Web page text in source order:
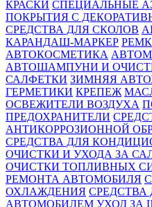
КРАСКИ СПЕЦИАЛЬНЫЕ
ПОКРЫТИЯ С
СРЕДСТВА ДЛЯ СКОЛОВ
КАРАНДАШ-МАРКЕР
АВТОКОСМЕТИКА
АВТОШАМПУНИ И
САЛФЕТКИ ЗИМНЯЯ
ГЕРМЕТИКИ КРЕПЕЖ
ОСВЕЖИТЕЛИ ВОЗДУХА
ПРЕДОХРАНИТЕЛИ
АНТИКОРРОЗИОННОЙ
СРЕДСТВА ДЛЯ
ОЧИСТКИ И УХОДА ЗА
ОЧИСТКИ ТОПЛИВНЫХ
РЕМОНТА АВТОМОБИЛЯ
ОХЛАЖДЕНИЯ СРЕДСТВА
АВТОМОБИЛЕМ УХОД ЗА